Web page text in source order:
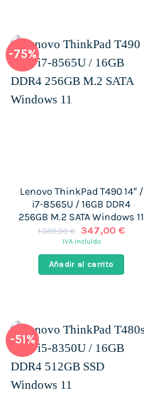
-75%
Lenovo ThinkPad T490 14″ /
i7-8565U / 16GB DDR4
256GB M.2 SATA Windows 11
1.389,00€ El
precio
era:
1.389,00 €.
347,00 €El
es:
IVA incluido
Añadir al carrito
-51%